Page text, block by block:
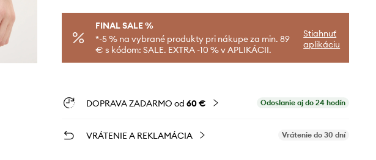
FINAL SALE %
*-5 % na vybrané produkty pri nákupe za min. 89
€ s kódom: SALE. EXTRA -10 % v APLIKÁCII.
Stiahnuť
aplikáciu
DOPRAVA ZADARMO od 60 € Odoslanie aj do 24 hodín
VRÁTENIE A REKLAMÁCIA Vrátenie do 30 dní